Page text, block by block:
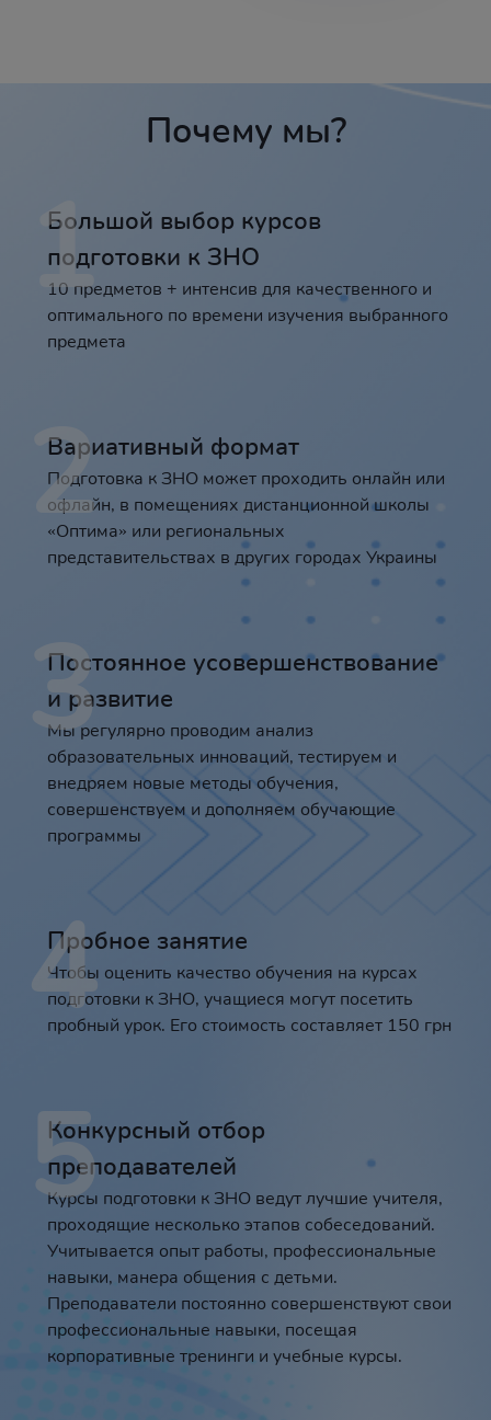
Почему мы?
1
Большой выбор курсов
подготовки к ЗНО
10 предметов + интенсив для качественного и
оптимального по времени изучения выбранного
предмета
2
Вариативный формат
Подготовка к ЗНО может проходить онлайн или
офлайн, в помещениях дистанционной школы
«Оптима» или региональных
представительствах в других городах Украины
3
Постоянное усовершенствование
и развитие
Мы регулярно проводим анализ
образовательных инноваций, тестируем и
внедряем новые методы обучения,
совершенствуем и дополняем обучающие
программы
4
Пробное занятие
Чтобы оценить качество обучения на курсах
подготовки к ЗНО, учащиеся могут посетить
пробный урок. Его стоимость составляет 150 грн
5
Конкурсный отбор
преподавателей
Курсы подготовки к ЗНО ведут лучшие учителя,
проходящие несколько этапов собеседований.
Учитывается опыт работы, профессиональные
навыки, манера общения с детьми.
Преподаватели постоянно совершенствуют свои
профессиональные навыки, посещая
корпоративные тренинги и учебные курсы.